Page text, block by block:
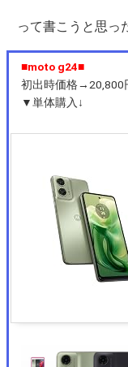
って書こうと思っ
■moto g24■
初出時価格→20,800
▼単体購入↓